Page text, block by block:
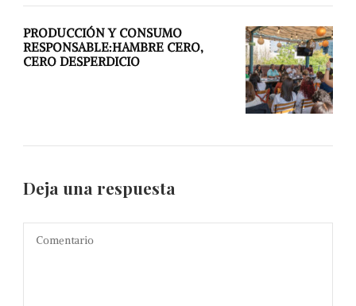
PRODUCCIÓN Y CONSUMO
RESPONSABLE:HAMBRE CERO,
CERO DESPERDICIO
Deja una respuesta